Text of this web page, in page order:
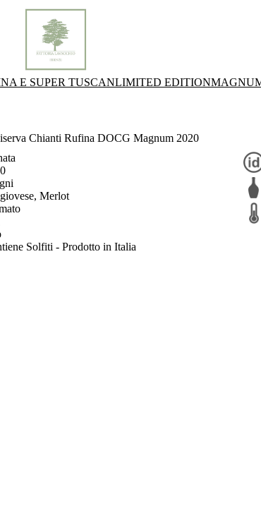
E SUPER TUSCANLIMITED EDITION
Chianti Rufina DOCG Magnum 2020
Merlot
Solfiti - Prodotto in Italia